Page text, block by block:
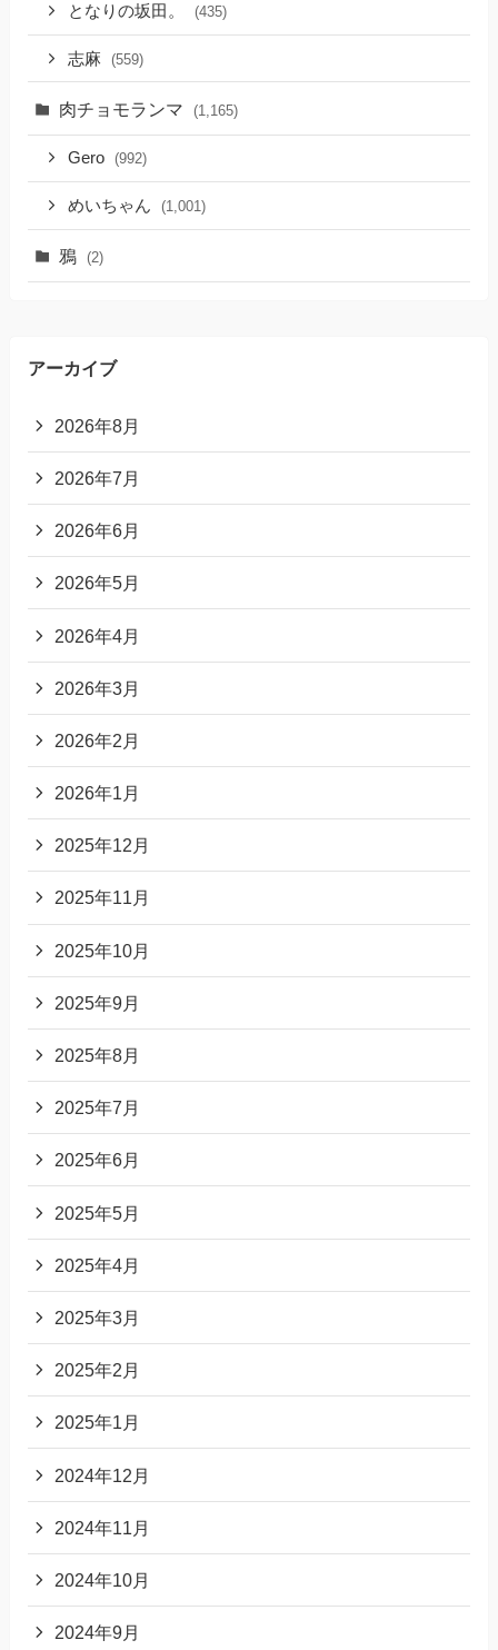
となりの坂田。 (435)
志麻 (559)
肉チョモランマ (1,165)
Gero (992)
めいちゃん (1,001)
鴉 (2)
アーカイブ
2026年8月
2026年7月
2026年6月
2026年5月
2026年4月
2026年3月
2026年2月
2026年1月
2025年12月
2025年11月
2025年10月
2025年9月
2025年8月
2025年7月
2025年6月
2025年5月
2025年4月
2025年3月
2025年2月
2025年1月
2024年12月
2024年11月
2024年10月
2024年9月